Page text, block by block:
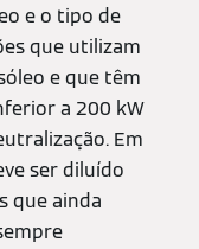
e o tipo de
que utilizam
e que têm
a 200 kW
Em
ser diluído
que ainda